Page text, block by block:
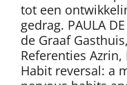
tot een
gedrag. PAULA
de Graaf
Referenties Azrin,
Habit reversal: a